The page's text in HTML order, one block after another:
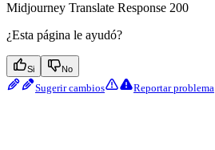
Midjourney Translate Response 200
¿Esta página le ayudó?
Si No
Sugerir cambios Reportar problema